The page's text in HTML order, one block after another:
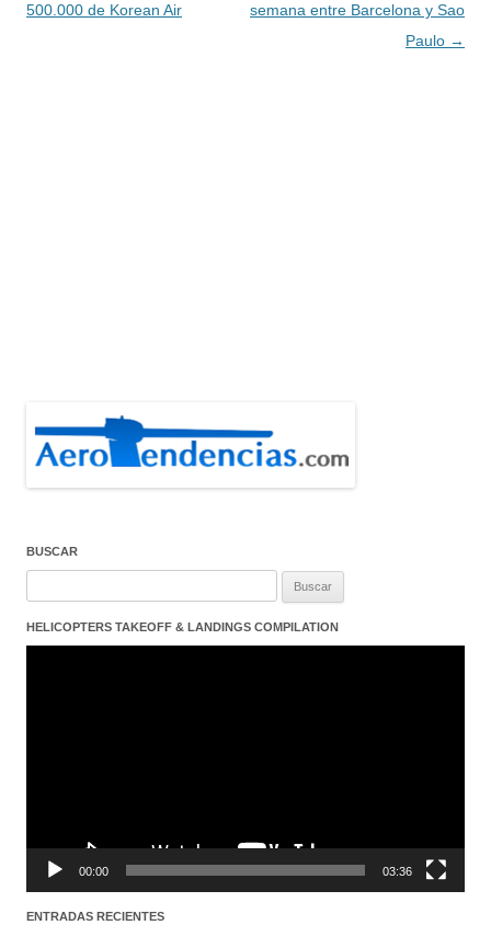
entradas
500.000 de Korean Air
semana entre Barcelona y Sao
Paulo →
BUSCAR
HELICOPTERS TAKEOFF & LANDINGS COMPILATION
00:00 03:36
ENTRADAS RECIENTES